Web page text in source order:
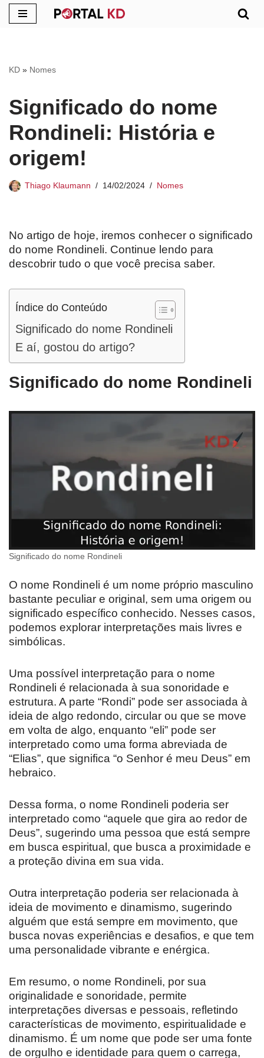
conteúdo
KD » Nomes
Significado do nome
Rondineli: História e
origem!
Thiago Klaumann 14/02/2024 Nomes
No artigo de hoje, iremos conhecer o significado
do nome Rondineli. Continue lendo para
descobrir tudo o que você precisa saber.
Índice do Conteúdo
Significado do nome Rondineli
E aí, gostou do artigo?
Significado do nome Rondineli
Significado do nome Rondineli
O nome Rondineli é um nome próprio masculino
bastante peculiar e original, sem uma origem ou
significado específico conhecido. Nesses casos,
podemos explorar interpretações mais livres e
simbólicas.
Uma possível interpretação para o nome
Rondineli é relacionada à sua sonoridade e
estrutura. A parte “Rondi” pode ser associada à
ideia de algo redondo, circular ou que se move
em volta de algo, enquanto “eli” pode ser
interpretado como uma forma abreviada de
“Elias”, que significa “o Senhor é meu Deus” em
hebraico.
Dessa forma, o nome Rondineli poderia ser
interpretado como “aquele que gira ao redor de
Deus”, sugerindo uma pessoa que está sempre
em busca espiritual, que busca a proximidade e
a proteção divina em sua vida.
Outra interpretação poderia ser relacionada à
ideia de movimento e dinamismo, sugerindo
alguém que está sempre em movimento, que
busca novas experiências e desafios, e que tem
uma personalidade vibrante e enérgica.
Em resumo, o nome Rondineli, por sua
originalidade e sonoridade, permite
interpretações diversas e pessoais, refletindo
características de movimento, espiritualidade e
dinamismo. É um nome que pode ser uma fonte
de orgulho e identidade para quem o carrega,